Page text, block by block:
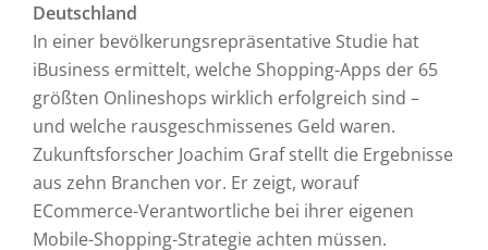
Deutschland
In einer bevölkerungsrepräsentative Studie hat
iBusiness ermittelt, welche Shopping-Apps der 65
größten Onlineshops wirklich erfolgreich sind –
und welche rausgeschmissenes Geld waren.
Zukunftsforscher Joachim Graf stellt die Ergebnisse
aus zehn Branchen vor. Er zeigt, worauf
ECommerce-Verantwortliche bei ihrer eigenen
Mobile-Shopping-Strategie achten müssen.